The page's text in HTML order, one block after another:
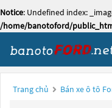
Notice: Undefined index:
/home/banotoford/
Trang chủ Bán xe ô tô